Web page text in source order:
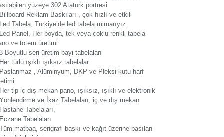
yüzeye 302 Atatürk portresi
Reklam Baskıları , çok hızlı ve etkili
Tabela, Türkiye’de led tabela mimarıyız.
Panel, Her boyda, tek veya çoklu renkli tabela
ve totem üretimi
Boyutlu seri üretim bayi tabelaları
türlü ışıklı ışıksız tabelalar
, Alüminyum, DKP ve Pleksi kutu harf
tip iç-dış mekan pano, ışıksız, ışıklı ve elektronik
ve İkaz Tabelaları, iç ve dış mekan
Tabelaları,
Tabelaları
matbaa, serigrafi baskı ve kağıt üzerine basılan